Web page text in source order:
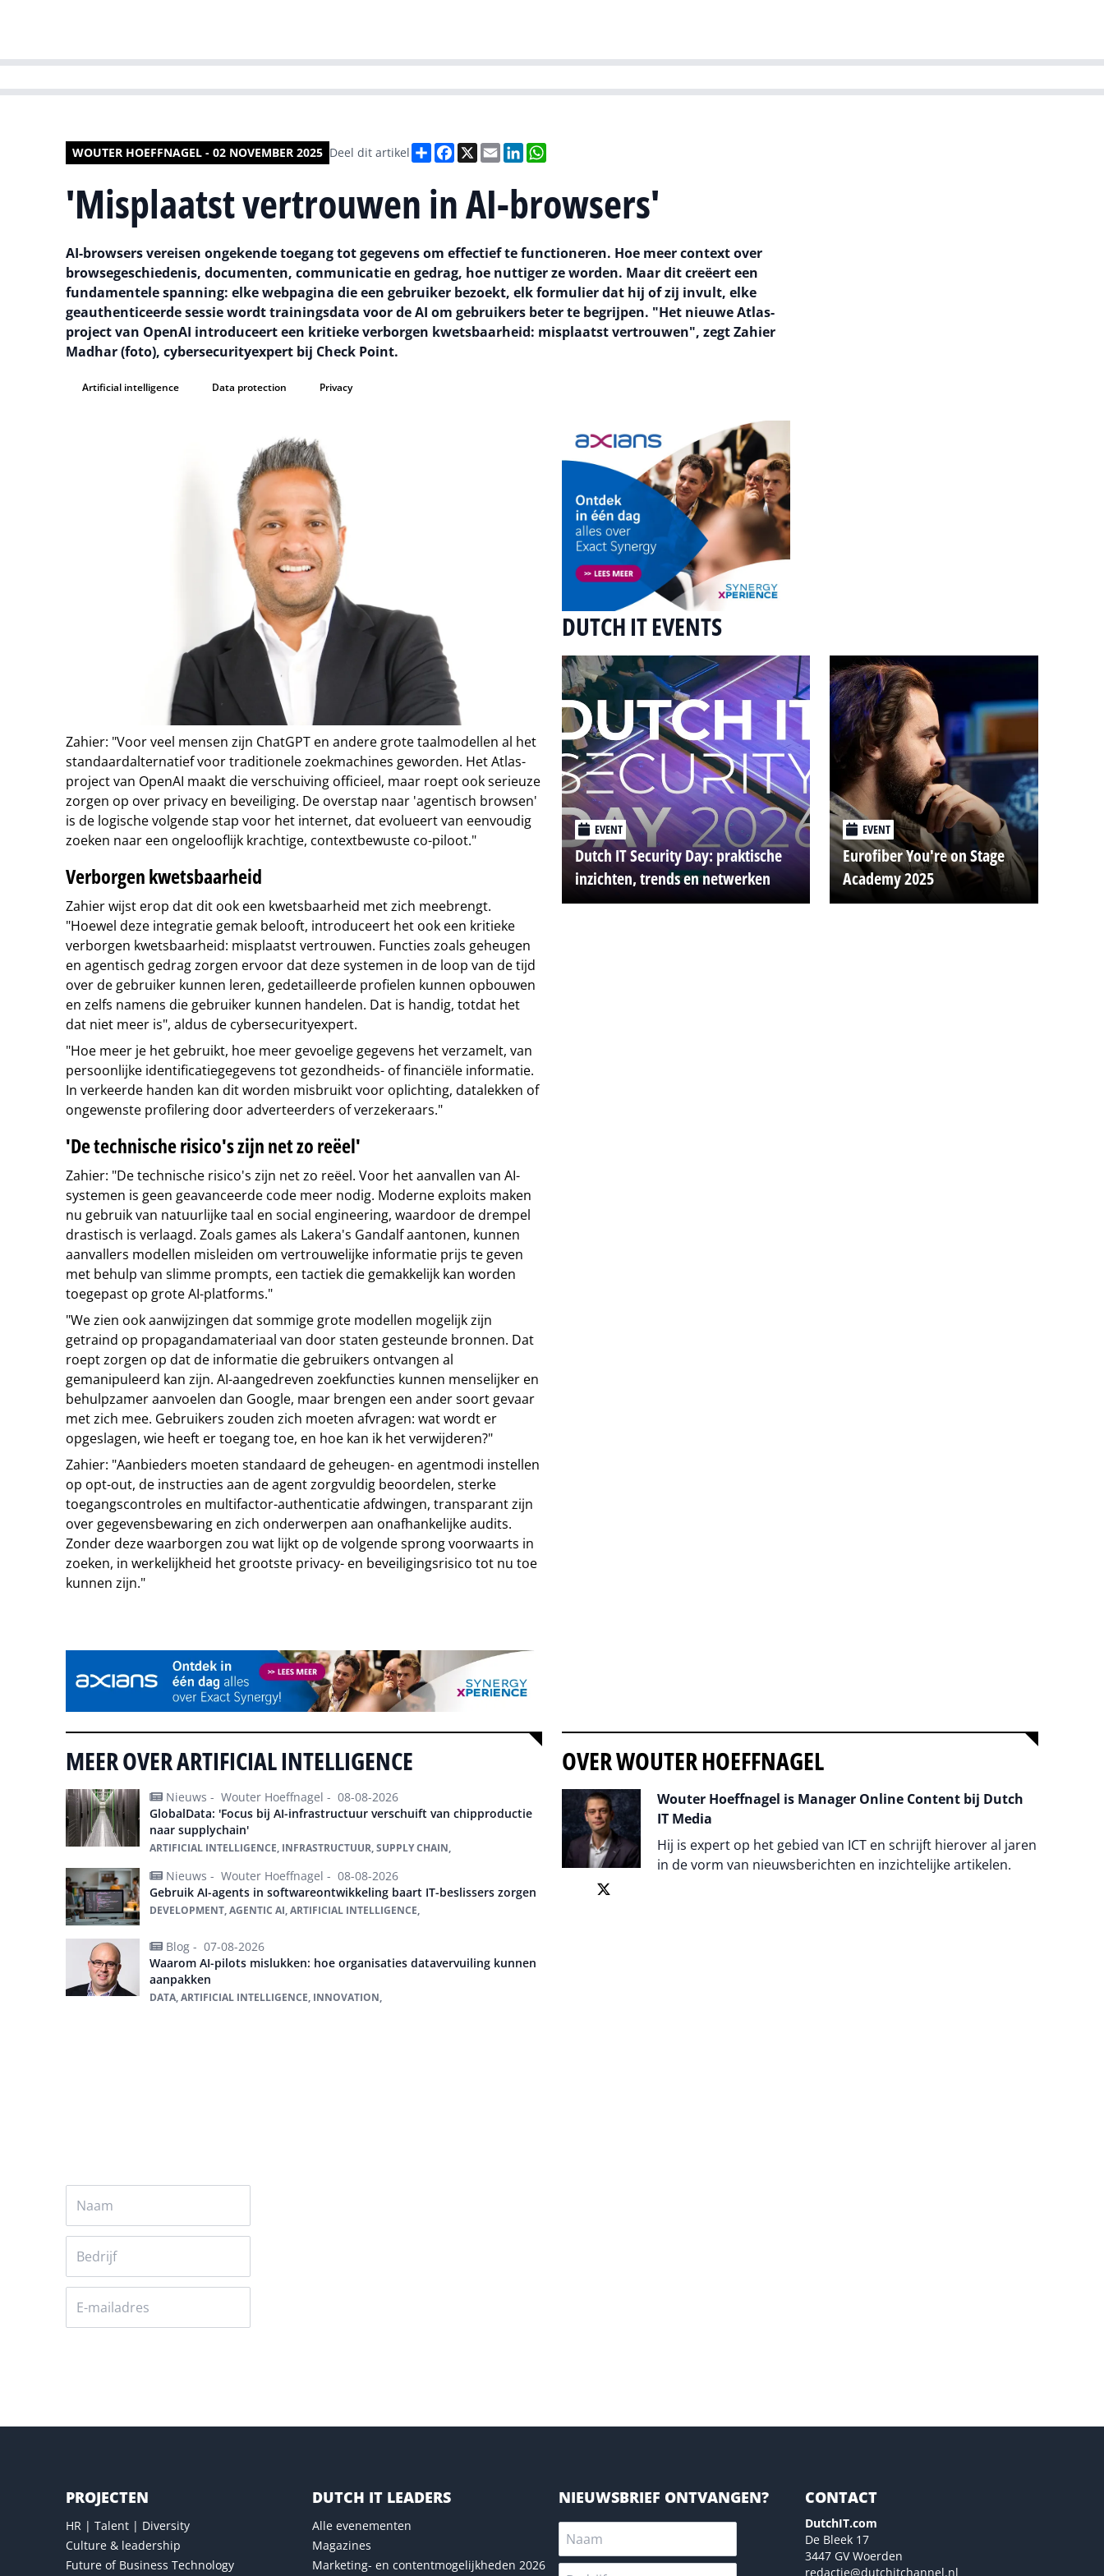
WOUTER HOEFFNAGEL - 02 NOVEMBER 2025 Deel dit artikel DeelFacebook
X EmailLinkedIn
'Misplaatst vertrouwen in AI-browsers'
AI-browsers vereisen ongekende toegang tot gegevens om effectief te functioneren. Hoe meer context over
browsegeschiedenis, documenten, communicatie en gedrag, hoe nuttiger ze worden. Maar dit creëert een
fundamentele spanning: elke webpagina die een gebruiker bezoekt, elk formulier dat hij of zij invult, elke
geauthenticeerde sessie wordt trainingsdata voor de AI om gebruikers beter te begrijpen. "Het nieuwe Atlas-
project van OpenAI introduceert een kritieke verborgen kwetsbaarheid: misplaatst vertrouwen", zegt Zahier
Madhar (foto), cybersecurityexpert bij Check Point.
Artificial intelligence Data protection Privacy
Zahier: "Voor veel mensen zijn ChatGPT en andere grote taalmodellen al het
standaardalternatief voor traditionele zoekmachines geworden. Het Atlas-
project van OpenAI maakt die verschuiving officieel, maar roept ook serieuze
zorgen op over privacy en beveiliging. De overstap naar 'agentisch browsen'
is de logische volgende stap voor het internet, dat evolueert van eenvoudig
zoeken naar een ongelooflijk krachtige, contextbewuste co-piloot."
Verborgen kwetsbaarheid
Zahier wijst erop dat dit ook een kwetsbaarheid met zich meebrengt.
"Hoewel deze integratie gemak belooft, introduceert het ook een kritieke
verborgen kwetsbaarheid: misplaatst vertrouwen. Functies zoals geheugen
en agentisch gedrag zorgen ervoor dat deze systemen in de loop van de tijd
over de gebruiker kunnen leren, gedetailleerde profielen kunnen opbouwen
en zelfs namens die gebruiker kunnen handelen. Dat is handig, totdat het
dat niet meer is", aldus de cybersecurityexpert.
"Hoe meer je het gebruikt, hoe meer gevoelige gegevens het verzamelt, van
persoonlijke identificatiegegevens tot gezondheids- of financiële informatie.
In verkeerde handen kan dit worden misbruikt voor oplichting, datalekken of
ongewenste profilering door adverteerders of verzekeraars."
'De technische risico's zijn net zo reëel'
Zahier: "De technische risico's zijn net zo reëel. Voor het aanvallen van AI-
systemen is geen geavanceerde code meer nodig. Moderne exploits maken
nu gebruik van natuurlijke taal en social engineering, waardoor de drempel
drastisch is verlaagd. Zoals games als Lakera's Gandalf aantonen, kunnen
aanvallers modellen misleiden om vertrouwelijke informatie prijs te geven
met behulp van slimme prompts, een tactiek die gemakkelijk kan worden
toegepast op grote AI-platforms."
"We zien ook aanwijzingen dat sommige grote modellen mogelijk zijn
getraind op propagandamateriaal van door staten gesteunde bronnen. Dat
roept zorgen op dat de informatie die gebruikers ontvangen al
gemanipuleerd kan zijn. AI-aangedreven zoekfuncties kunnen menselijker en
behulpzamer aanvoelen dan Google, maar brengen een ander soort gevaar
met zich mee. Gebruikers zouden zich moeten afvragen: wat wordt er
opgeslagen, wie heeft er toegang toe, en hoe kan ik het verwijderen?"
Zahier: "Aanbieders moeten standaard de geheugen- en agentmodi instellen
op opt-out, de instructies aan de agent zorgvuldig beoordelen, sterke
toegangscontroles en multifactor-authenticatie afdwingen, transparant zijn
over gegevensbewaring en zich onderwerpen aan onafhankelijke audits.
Zonder deze waarborgen zou wat lijkt op de volgende sprong voorwaarts in
zoeken, in werkelijkheid het grootste privacy- en beveiligingsrisico tot nu toe
kunnen zijn."
DUTCH IT EVENTS
EVENT
Dutch IT Security Day: praktische
inzichten, trends en netwerken
EVENT
Eurofiber You're on Stage
Academy 2025
MEER OVER ARTIFICIAL INTELLIGENCE
Nieuws - Wouter Hoeffnagel - 08-08-2026
GlobalData: 'Focus bij AI-infrastructuur verschuift van chipproductie
naar supplychain'
ARTIFICIAL INTELLIGENCE, INFRASTRUCTUUR, SUPPLY CHAIN,
Nieuws - Wouter Hoeffnagel - 08-08-2026
Gebruik AI-agents in softwareontwikkeling baart IT-beslissers zorgen
DEVELOPMENT, AGENTIC AI, ARTIFICIAL INTELLIGENCE,
Blog - 07-08-2026
Waarom AI-pilots mislukken: hoe organisaties datavervuiling kunnen
aanpakken
DATA, ARTIFICIAL INTELLIGENCE, INNOVATION,
OVER WOUTER HOEFFNAGEL
Wouter Hoeffnagel is Manager Online Content bij Dutch
IT Media
Hij is expert op het gebied van ICT en schrijft hierover al jaren
in de vorm van nieuwsberichten en inzichtelijke artikelen.
PROJECTEN
HR | Talent | Diversity
Culture & leadership
Future of Business Technology
DUTCH IT LEADERS
Alle evenementen
Magazines
Marketing- en contentmogelijkheden 2026
NIEUWSBRIEF ONTVANGEN? CONTACT
DutchIT.com
De Bleek 17
3447 GV Woerden
redactie@dutchitchannel.nl